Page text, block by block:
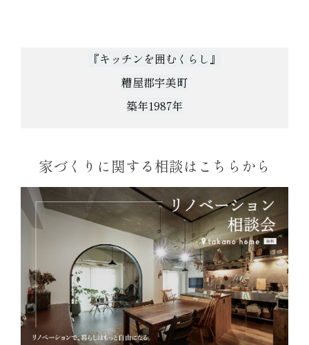
『キッチンを囲むくらし』
糟屋郡宇美町
築年1987年
家づくりに関する相談はこちらから